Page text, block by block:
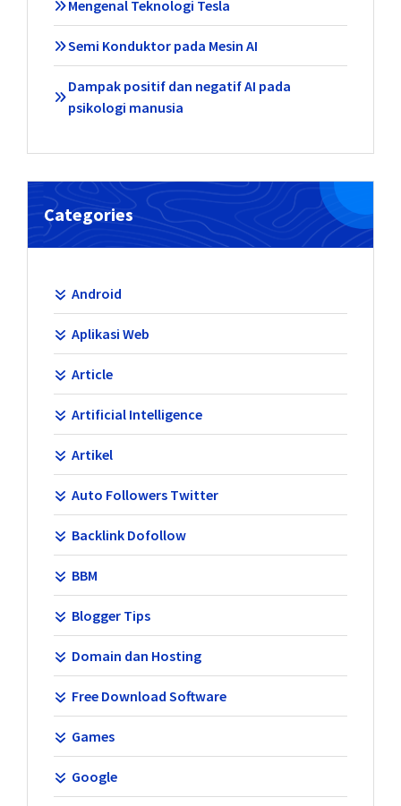
Mengenal Teknologi Tesla
Semi Konduktor pada Mesin AI
Dampak positif dan negatif AI pada
psikologi manusia
Categories
Android
Aplikasi Web
Article
Artificial Intelligence
Artikel
Auto Followers Twitter
Backlink Dofollow
BBM
Blogger Tips
Domain dan Hosting
Free Download Software
Games
Google